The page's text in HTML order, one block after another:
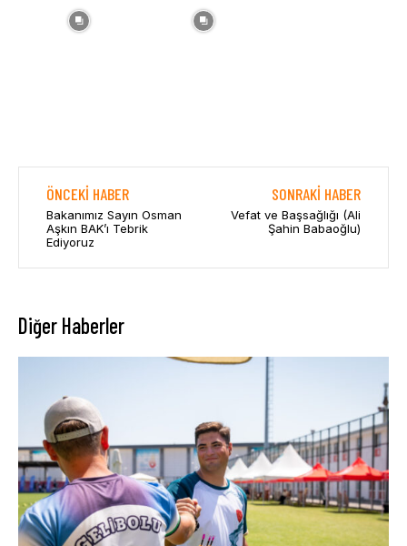
ÖNCEKI HABER
Bakanımız Sayın Osman
Aşkın BAK’ı Tebrik
Ediyoruz
SONRAKI HABER
Vefat ve Başsağlığı (Ali
Şahin Babaoğlu)
Diğer Haberler